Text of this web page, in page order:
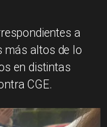
a
más altos de lo
en distintas
CGE.